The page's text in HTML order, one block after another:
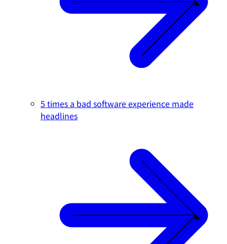
5 times a bad software experience made
headlines